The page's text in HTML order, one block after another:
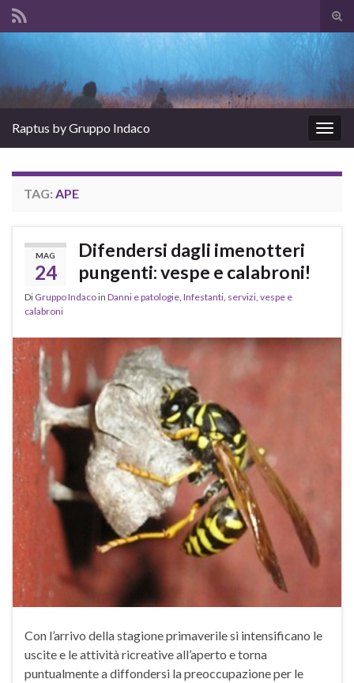
il
la
Raptus by Gruppo Indaco
TAG: APE
MAG
24
Difendersi dagli imenotteri
pungenti: vespe e calabroni!
Di Gruppo Indacoin Danni e patologie Infestanti servizi vespe e
calabroni
Con l’arrivo della stagione primaverile si intensificano le
uscite e le attività ricreative all’aperto e torna
puntualmente a diffondersi la preoccupazione per le